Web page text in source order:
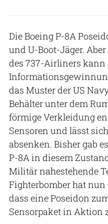
Die Boeing P-8A
und U-Boot-Jäger.
des 737-Airliners kann
das Muster der US
Behälter unter dem
förmige Verkleidung
Sensoren und lässt
absenken. Bisher gab
P-8A in diesem
Militär nahestehende
Fighterbomber hat
dass eine Poseidon
Sensorpaket in Aktion